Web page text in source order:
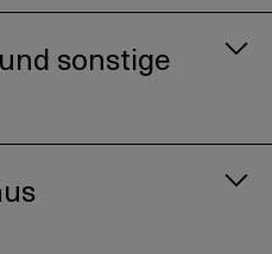
nach dem
mit Abgrenzung von
die Laufzeit (Accrual-
Agio bzw. das Disagio
sonstige